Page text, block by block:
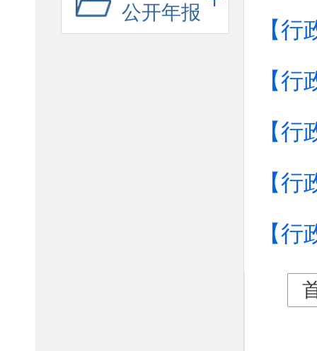
公开年报
【
【
【
【
【